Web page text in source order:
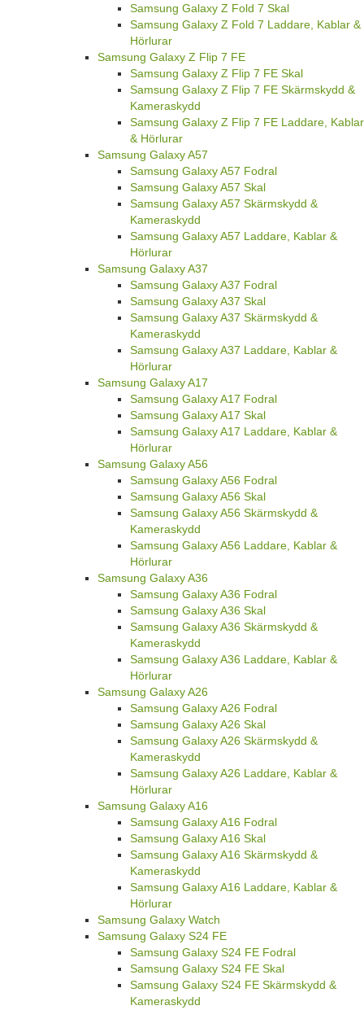
Samsung Galaxy Z Fold 7 Skal
Samsung Galaxy Z Fold 7 Laddare, Kablar &
Hörlurar
Samsung Galaxy Z Flip 7 FE
Samsung Galaxy Z Flip 7 FE Skal
Samsung Galaxy Z Flip 7 FE Skärmskydd &
Kameraskydd
Samsung Galaxy Z Flip 7 FE Laddare, Kablar
& Hörlurar
Samsung Galaxy A57
Samsung Galaxy A57 Fodral
Samsung Galaxy A57 Skal
Samsung Galaxy A57 Skärmskydd &
Kameraskydd
Samsung Galaxy A57 Laddare, Kablar &
Hörlurar
Samsung Galaxy A37
Samsung Galaxy A37 Fodral
Samsung Galaxy A37 Skal
Samsung Galaxy A37 Skärmskydd &
Kameraskydd
Samsung Galaxy A37 Laddare, Kablar &
Hörlurar
Samsung Galaxy A17
Samsung Galaxy A17 Fodral
Samsung Galaxy A17 Skal
Samsung Galaxy A17 Laddare, Kablar &
Hörlurar
Samsung Galaxy A56
Samsung Galaxy A56 Fodral
Samsung Galaxy A56 Skal
Samsung Galaxy A56 Skärmskydd &
Kameraskydd
Samsung Galaxy A56 Laddare, Kablar &
Hörlurar
Samsung Galaxy A36
Samsung Galaxy A36 Fodral
Samsung Galaxy A36 Skal
Samsung Galaxy A36 Skärmskydd &
Kameraskydd
Samsung Galaxy A36 Laddare, Kablar &
Hörlurar
Samsung Galaxy A26
Samsung Galaxy A26 Fodral
Samsung Galaxy A26 Skal
Samsung Galaxy A26 Skärmskydd &
Kameraskydd
Samsung Galaxy A26 Laddare, Kablar &
Hörlurar
Samsung Galaxy A16
Samsung Galaxy A16 Fodral
Samsung Galaxy A16 Skal
Samsung Galaxy A16 Skärmskydd &
Kameraskydd
Samsung Galaxy A16 Laddare, Kablar &
Hörlurar
Samsung Galaxy Watch
Samsung Galaxy S24 FE
Samsung Galaxy S24 FE Fodral
Samsung Galaxy S24 FE Skal
Samsung Galaxy S24 FE Skärmskydd &
Kameraskydd